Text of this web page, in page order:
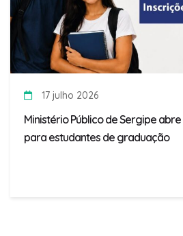
17 julho 2026
Ministério Público de Sergipe
para estudantes de graduação